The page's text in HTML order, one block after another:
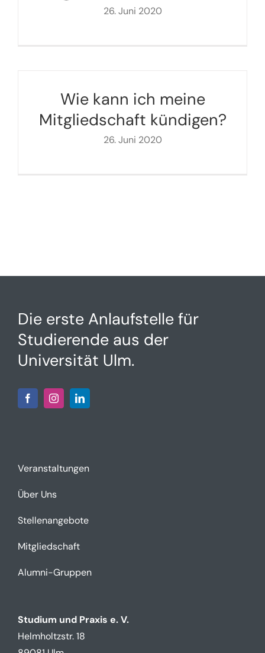
26. Juni 2020
Wie kann ich meine
Mitgliedschaft kündigen?
26. Juni 2020
Die erste Anlaufstelle für
Studierende aus der
Universität Ulm.
Veranstaltungen
Über Uns
Stellenangebote
Mitgliedschaft
Alumni-Gruppen
Studium und Praxis e. V.
Helmholtzstr. 18